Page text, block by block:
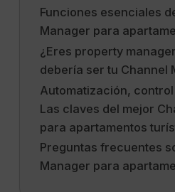
Funciones esenciales
Manager para
¿Eres property
debería ser tu Channel
Automatización,
Las claves del mejor
para apartamentos
Preguntas frecuentes
Manager para